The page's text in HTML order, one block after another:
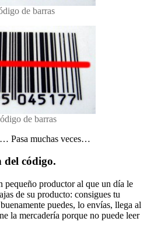
de barras
de barras
Pasa muchas veces…
del código.
pequeño productor al que un día le
de su producto: consigues tu
puedes, lo envías, llega al
la mercadería porque no puede leer